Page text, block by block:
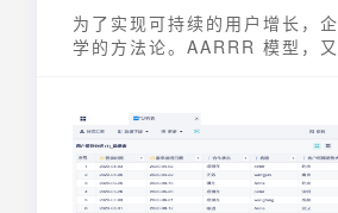
为了实现可持续的用户增长，
学的方法论。AARRR 模型，
（Acquisition）、激活（
存（Retention）、收入（
（Referral）五个阶段，帮助
析和优化用户增长策略，提升